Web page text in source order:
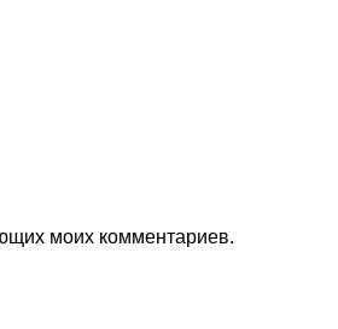
моих комментариев.